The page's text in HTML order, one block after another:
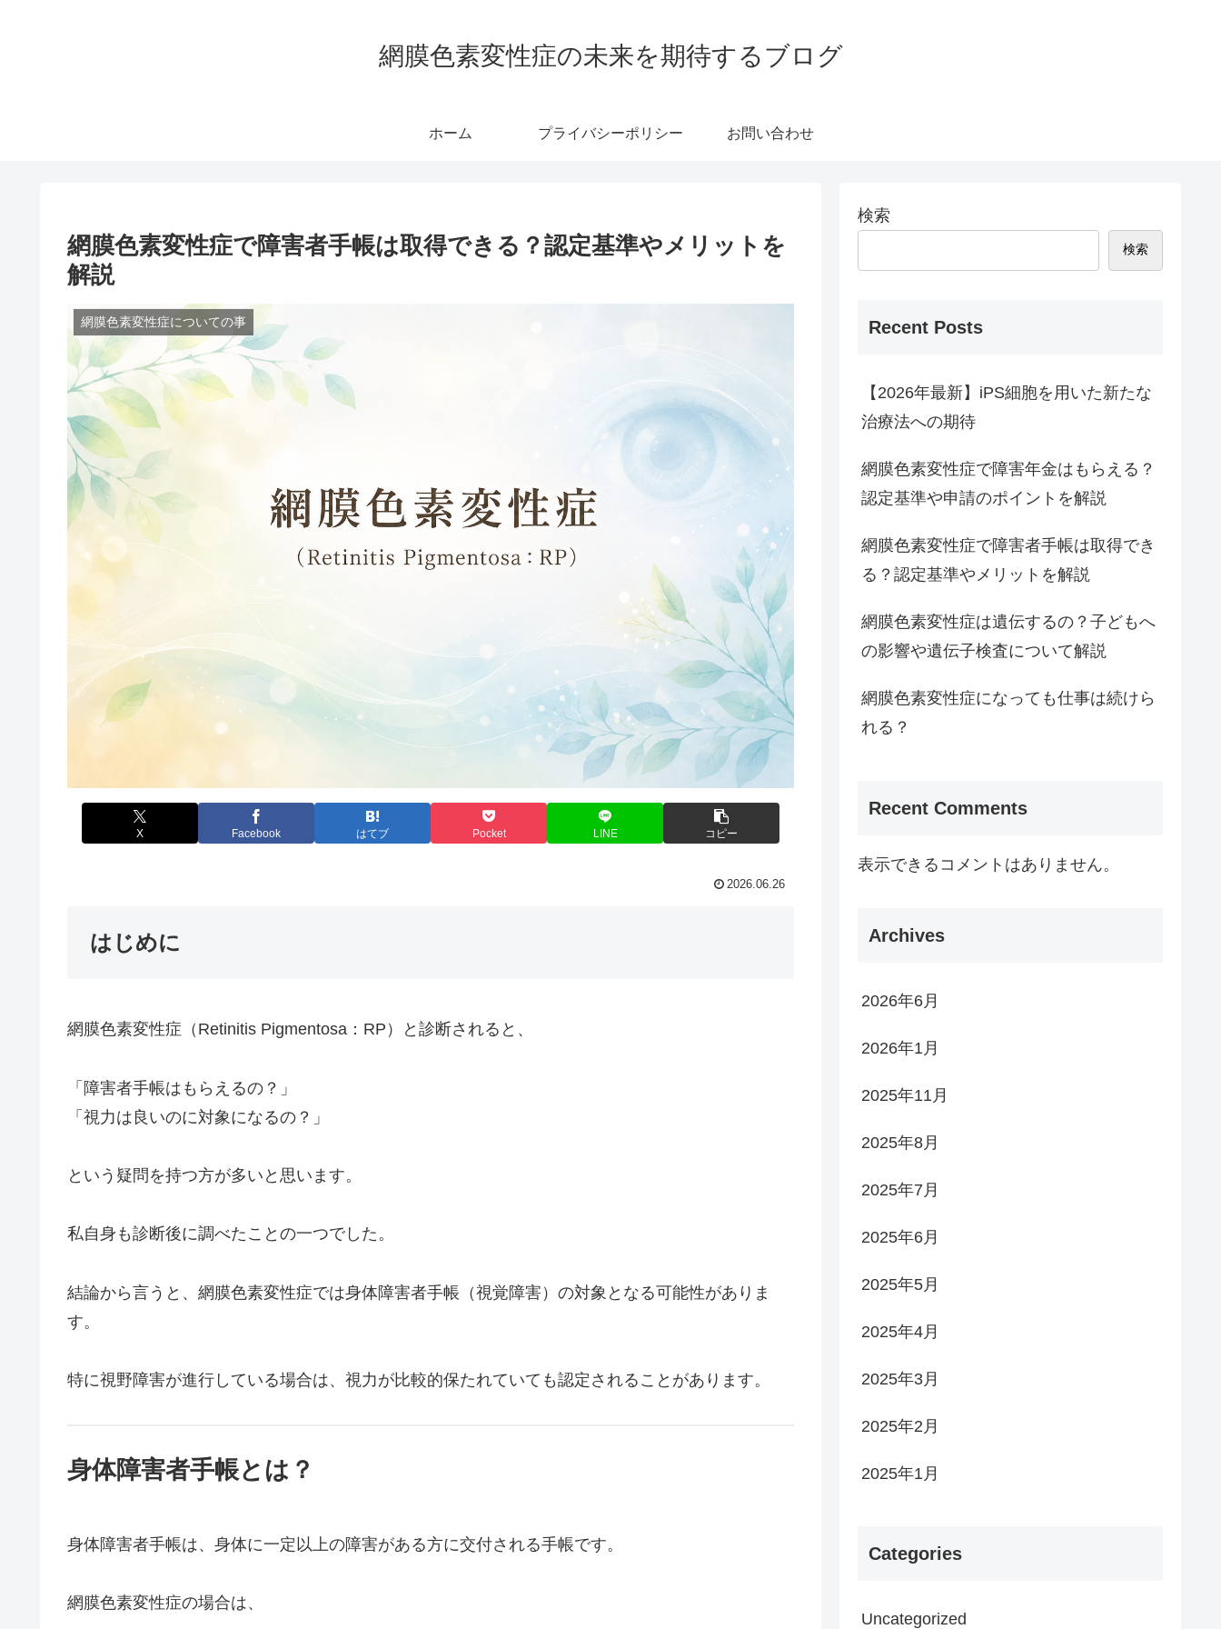
網膜色素変性症の未来を期待するブログ
ホーム プライバシーポリシー お問い合わせ
網膜色素変性症で障害者手帳は取得できる？認定基準やメリットを
解説
網膜色素変性症についての事
X Facebook はてブ Pocket LINE コピー
2026.06.26
はじめに
網膜色素変性症（Retinitis Pigmentosa：RP）と診断されると、
「障害者手帳はもらえるの？」
「視力は良いのに対象になるの？」
という疑問を持つ方が多いと思います。
私自身も診断後に調べたことの一つでした。
結論から言うと、網膜色素変性症では身体障害者手帳（視覚障害）の対象となる可能性がありま
す。
特に視野障害が進行している場合は、視力が比較的保たれていても認定されることがあります。
身体障害者手帳とは？
身体障害者手帳は、身体に一定以上の障害がある方に交付される手帳です。
網膜色素変性症の場合は、
検索
検索
Recent Posts
【2026年最新】iPS細胞を用いた新たな
治療法への期待
網膜色素変性症で障害年金はもらえる？
認定基準や申請のポイントを解説
網膜色素変性症で障害者手帳は取得でき
る？認定基準やメリットを解説
網膜色素変性症は遺伝するの？子どもへ
の影響や遺伝子検査について解説
網膜色素変性症になっても仕事は続けら
れる？
Recent Comments
表示できるコメントはありません。
Archives
2026年6月
2026年1月
2025年11月
2025年8月
2025年7月
2025年6月
2025年5月
2025年4月
2025年3月
2025年2月
2025年1月
Categories
Uncategorized